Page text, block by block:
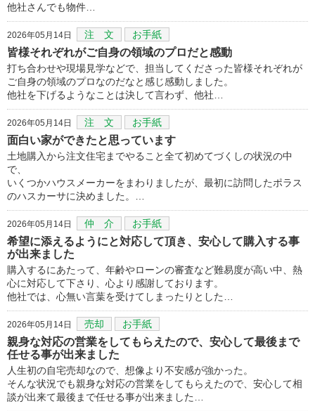
他社さんでも物件…
2026年05月14日 注 文 お手紙
皆様それぞれがご自身の領域のプロだと感動
打ち合わせや現場見学などで、担当してくださった皆様それぞれが
ご自身の領域のプロなのだなと感じ感動しました。
他社を下げるようなことは決して言わず、他社…
2026年05月14日 注 文 お手紙
面白い家ができたと思っています
土地購入から注文住宅までやること全て初めてづくしの状況の中
で、
いくつかハウスメーカーをまわりましたが、最初に訪問したポラス
のハスカーサに決めました。…
2026年05月14日 仲 介 お手紙
希望に添えるようにと対応して頂き、安心して購入する事
が出来ました
購入するにあたって、年齢やローンの審査など難易度が高い中、熱
心に対応して下さり、心より感謝しております。
他社では、心無い言葉を受けてしまったりとした…
2026年05月14日 売却 お手紙
親身な対応の営業をしてもらえたので、安心して最後まで
任せる事が出来ました
人生初の自宅売却なので、想像より不安感が強かった。
そんな状況でも親身な対応の営業をしてもらえたので、安心して相
談が出来て最後まで任せる事が出来ました…